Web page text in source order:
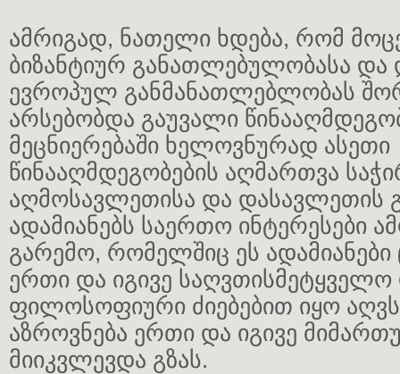
ამრიგად, ნათელი ხდება, რომ
ბიზანტიურ განათლებულობასა
ევროპულ განმანათლებლობას
არსებობდა გაუვალი
მეცნიერებაში ხელოვნურად ასეთი
წინააღმდეგობების აღმართვა
აღმოსავლეთისა და დასავლეთის
ადამიანებს საერთო ინტერესები
გარემო, რომელშიც ეს
ერთი და იგივე საღვთისმეტყველო
ფილოსოფიური ძიებებით იყო
აზროვნება ერთი და იგივე
მიიკვლევდა გზას.